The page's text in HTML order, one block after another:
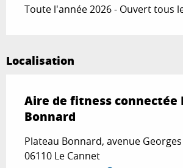
Toute l'année 2026 - Ouvert tous
Localisation
Aire de fitness connectée
Bonnard
Plateau Bonnard, avenue
06110 Le Cannet